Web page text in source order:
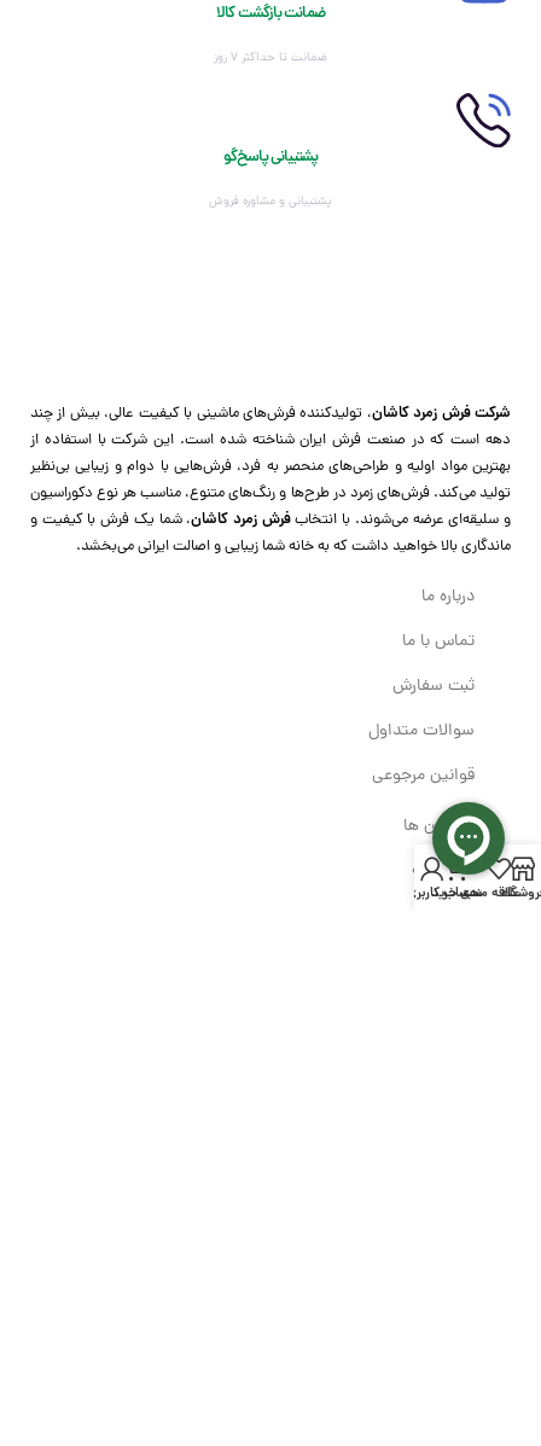
ضمانت بازگشت کالا
ضمانت تا حداکثر ۷ روز
پشتیبانی پاسخ‌گو
پشتیبانی و مشاوره فروش
شرکت فرش زمرد کاشان، تولیدکننده فرش‌های ماشینی با کیفیت عالی، بیش از چند
دهه است که در صنعت فرش ایران شناخته شده است. این شرکت با استفاده از
بهترین مواد اولیه و طراحی‌های منحصر به فرد، فرش‌هایی با دوام و زیبایی بی‌نظیر
تولید می‌کند. فرش‌های زمرد در طرح‌ها و رنگ‌های متنوع، مناسب هر نوع دکوراسیون
و سلیقه‌ای عرضه می‌شوند. با انتخابفرش زمرد کاشان، شما یک فرش با کیفیت و
ماندگاری بالا خواهید داشت که به خانه شما زیبایی و اصالت ایرانی می‌بخشد.
درباره ما
تماس با ما
ثبت سفارش
سوالات متداول
قوانین مرجوعی
کالکشن ها
700 شانه
علاقه مندی
0
سبد خرید
حساب کاربری من